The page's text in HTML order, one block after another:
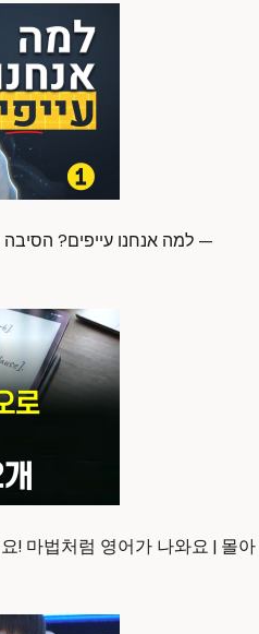
! 마법처럼 영어가 나와요 | 몰아